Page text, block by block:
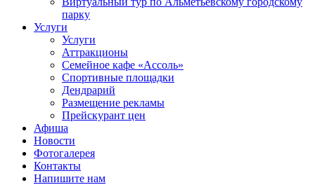
парку
Услуги
Услуги
Аттракционы
Семейное кафе «Ассоль»
Спортивные площадки
Дендрарий
Размещение рекламы
Прейскурант цен
Афиша
Новости
Фотогалерея
Контакты
Напишите нам